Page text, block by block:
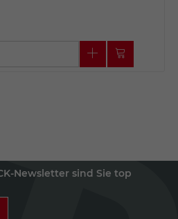
Newsletter sind Sie top